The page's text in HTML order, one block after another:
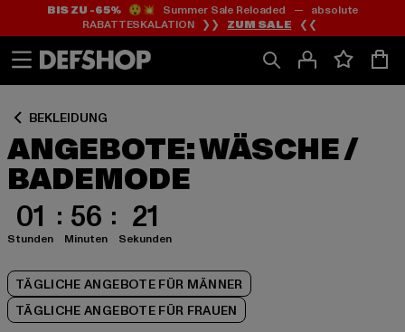
Zum
Inhalt
springen
Zum
Fußzeile
springen
BIS ZU -65%😲💥 Summer Sale Reloaded — absolute
RABATTESKALATION ❯❯ ZUM SALE ❮❮
BEKLEIDUNG
ANGEBOTE: WÄSCHE /
BADEMODE
01
Stunden
56
Minuten
20
Sekunden
TÄGLICHE ANGEBOTE FÜR MÄNNER
TÄGLICHE ANGEBOTE FÜR FRAUEN
Zum
Produktraster
springen